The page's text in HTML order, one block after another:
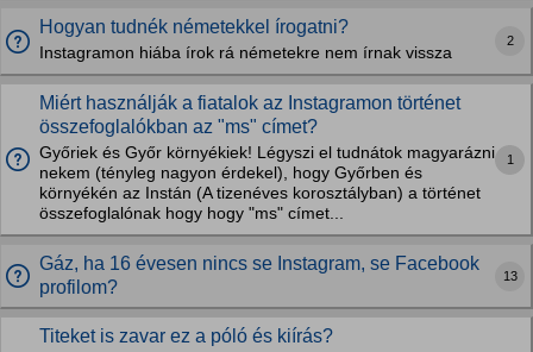
Hogyan tudnék németekkel írogatni?
Instagramon hiába írok rá németekre nem írnak vissza
2
Miért használják a fiatalok az Instagramon történet
összefoglalókban az "ms" címet?
Győriek és Győr környékiek! Légyszi el tudnátok magyarázni
nekem (tényleg nagyon érdekel), hogy Győrben és
környékén az Instán (A tizenéves korosztályban) a történet
összefoglalónak hogy hogy "ms" címet...
1
Gáz, ha 16 évesen nincs se Instagram, se Facebook
profilom?
13
Titeket is zavar ez a póló és kiírás?